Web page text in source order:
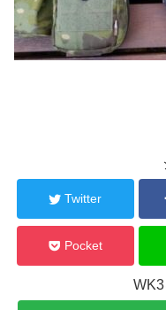
Twitter
Pocket